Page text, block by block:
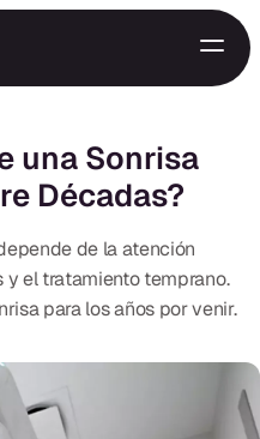
una Sonrisa
Décadas?
de la atención
y el tratamiento temprano.
para los años por venir.